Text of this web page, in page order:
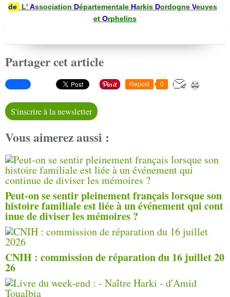
de
L' Association DépartementaleHarkis DordogneVeuves
et Orphelins
Partager cet article
Repost 0
S'inscrire à la newsletter
Vous aimerez aussi :
Peut-on se sentir pleinement français lorsque son
histoire familiale est liée à un événement qui cont
inue de diviser les mémoires ?
CNIH : commission de réparation du 16 juillet 20
26